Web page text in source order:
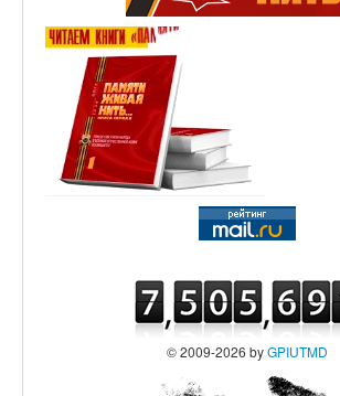
© 2009-2026 byGPIUTMD